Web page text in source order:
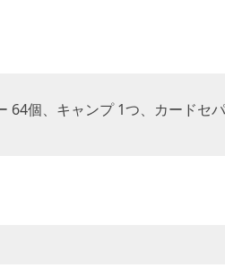
個、キャンプ 1つ、カードセ